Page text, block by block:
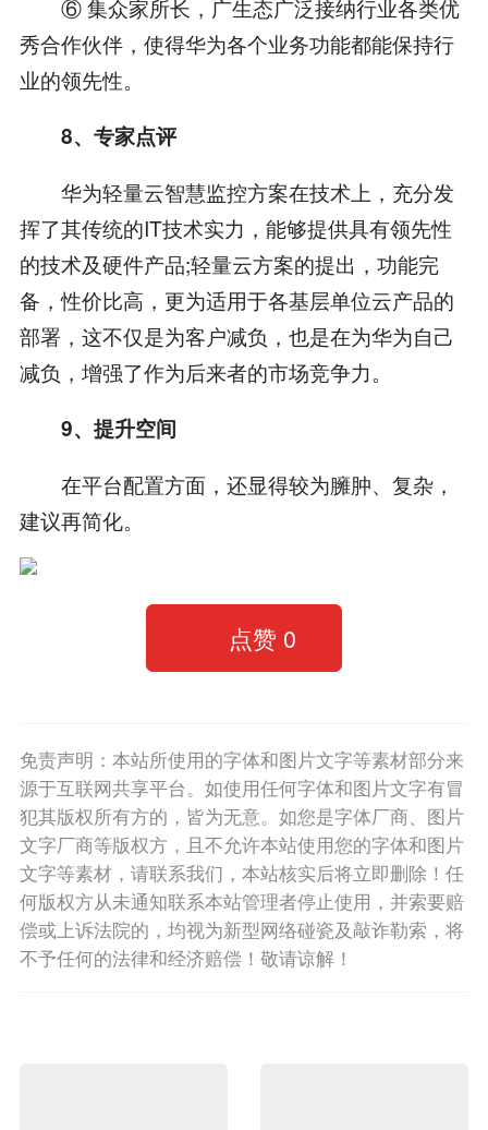
⑥ 集众家所长，广生态广泛接纳行业各类优
秀合作伙伴，使得华为各个业务功能都能保持行
业的领先性。
8、专家点评
华为轻量云智慧监控方案在技术上，充分发
挥了其传统的IT技术实力，能够提供具有领先性
的技术及硬件产品;轻量云方案的提出，功能完
备，性价比高，更为适用于各基层单位云产品的
部署，这不仅是为客户减负，也是在为华为自己
减负，增强了作为后来者的市场竞争力。
9、提升空间
在平台配置方面，还显得较为臃肿、复杂，
建议再简化。
点赞 0
免责声明：本站所使用的字体和图片文字等素材部分来
源于互联网共享平台。如使用任何字体和图片文字有冒
犯其版权所有方的，皆为无意。如您是字体厂商、图片
文字厂商等版权方，且不允许本站使用您的字体和图片
文字等素材，请联系我们，本站核实后将立即删除！任
何版权方从未通知联系本站管理者停止使用，并索要赔
偿或上诉法院的，均视为新型网络碰瓷及敲诈勒索，将
不予任何的法律和经济赔偿！敬请谅解！